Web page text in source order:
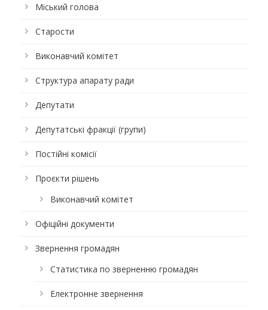
Міський голова
Старости
Виконавчий комітет
Структура апарату ради
Депутати
Депутатські фракції (групи)
Постійні комісії
Проєкти рішень
Виконавчий комітет
Офіційні документи
Звернення громадян
Статистика по зверненню громадян
Електронне звернення